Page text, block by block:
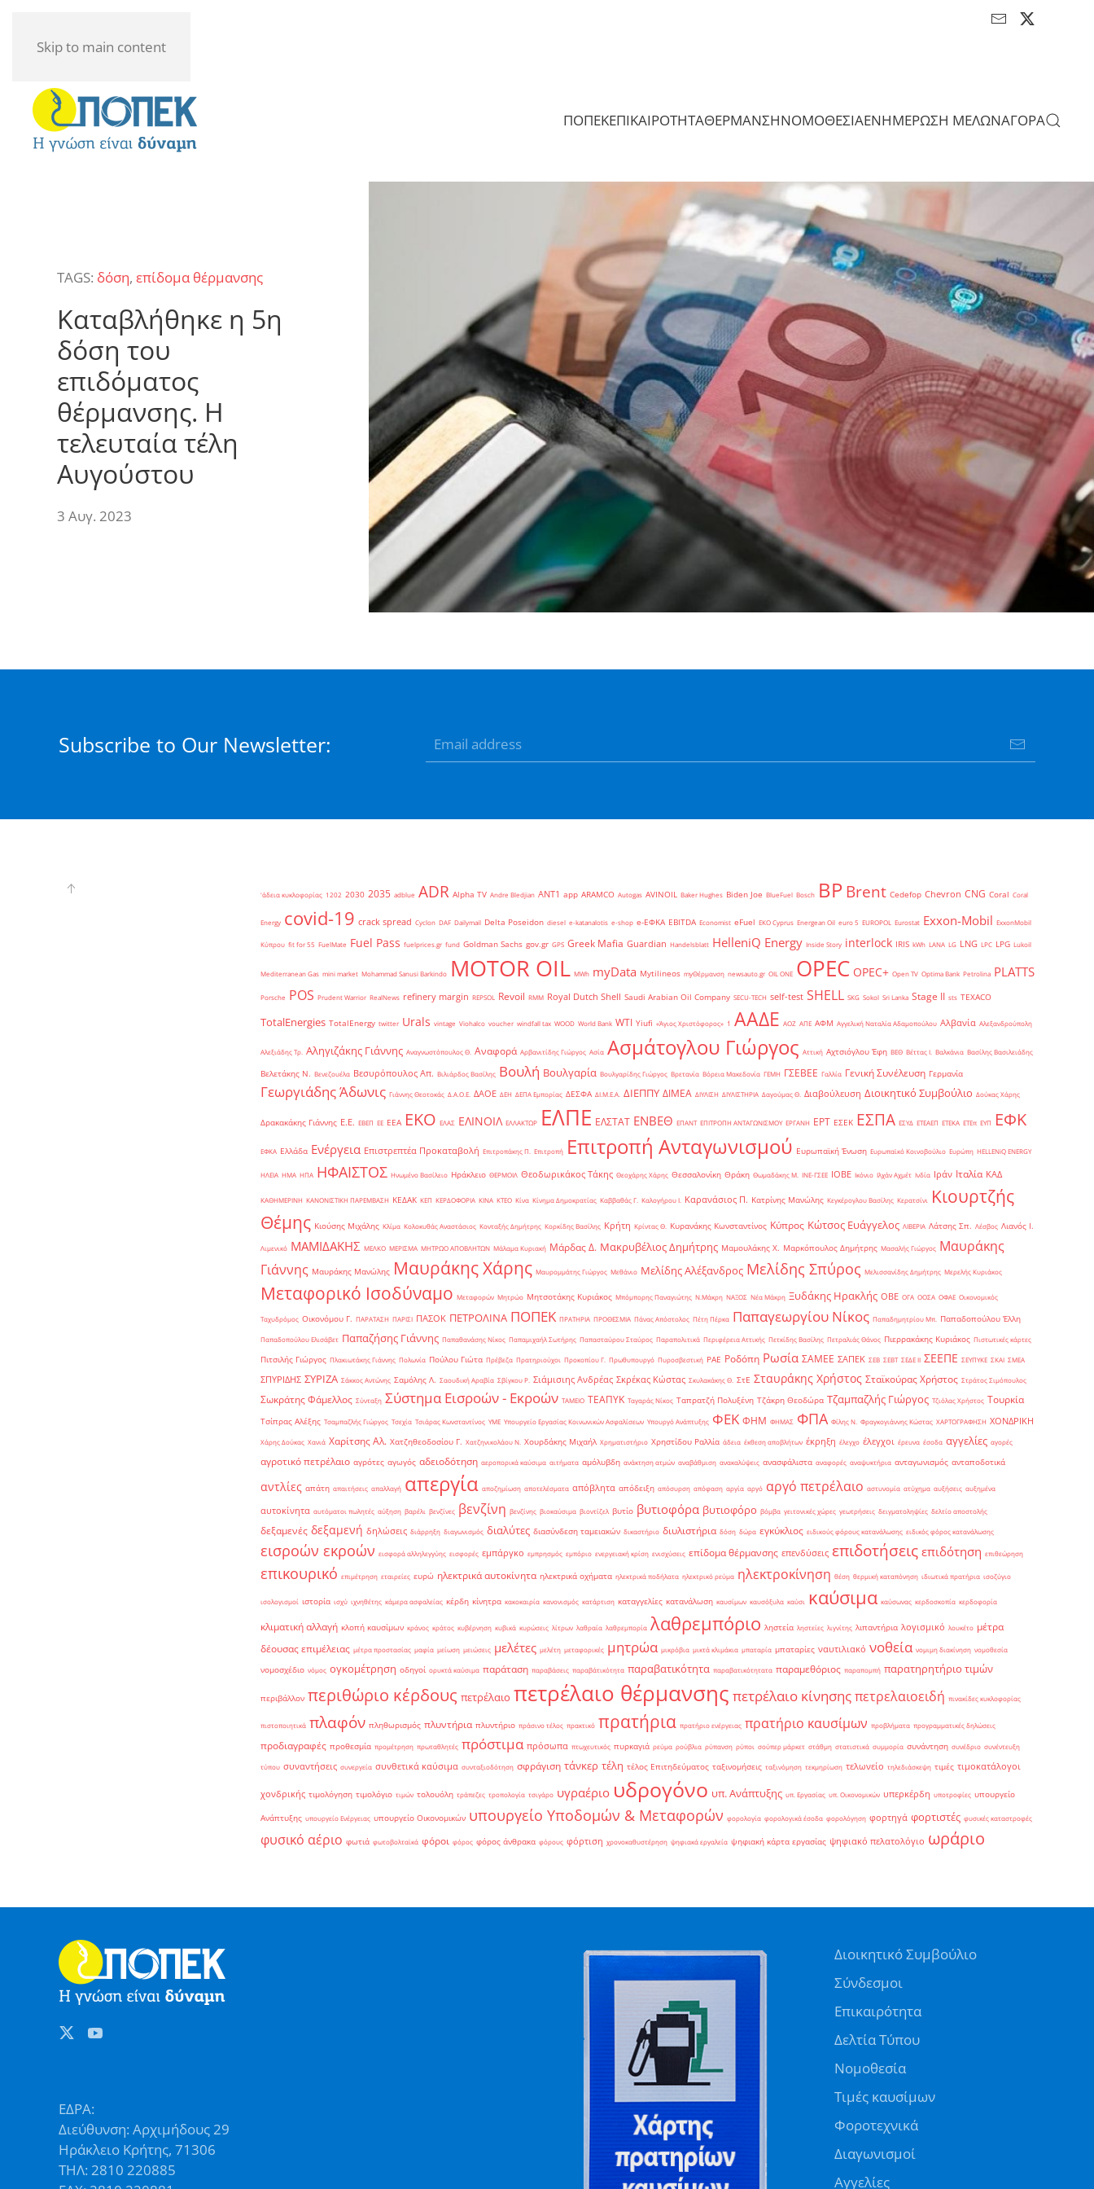
Skip to main content
ΠΟΠΕΚΕΠΙΚΑΙΡΟΤΗΤΑΘΕΡΜΑΝΣΗΝΟΜΟΘΕΣΙΑΕΝΗΜΕΡΩΣΗ ΜΕΛΩΝΑΓΟΡΑ
TAGS: δόση, επίδομα θέρμανσης
Καταβλήθηκε η 5η
δόση του
επιδόματος
θέρμανσης. Η
τελευταία τέλη
Αυγούστου
3 Αυγ. 2023
Subscribe to Our Newsletter:
'άδεια κυκλοφορίας 1202 2030 2035 adblue ADR Alpha TV Andre Bledjian ANT1 app ARAMCO Autogas AVINOIL Baker Hughes Biden Joe BlueFuel Bosch BPBrent Cedefop Chevron CNG Coral Coral
Energy covid-19 crack spread Cyclon DAF Dailymail Delta Poseidon diesel e-katanalotis e-shop e-ΕΦΚΑ EBITDA Economist eFuel EKO Cyprus Energean Oil euro 5 EUROPOL Eurostat Exxon-Mobil ExxonMobil
Κύπρου fit for 55 FuelMate Fuel Pass fuelprices.gr fund Goldman Sachs gov.gr GPS Greek Mafia Guardian Handelsblatt HelleniQ Energy Inside Story interlock IRIS kWh LANA LG LNG LPC LPG Lukoil
Mediterranean Gas mini market Mohammad Sanusi Barkindo MOTOR OIL MWh myData Mytilineos myΘέρμανση newsauto.gr OIL ONE OPEC OPEC+ Open TV Optima Bank Petrolina PLATTS
Porsche POS Prudent Warrior RealNews refinery margin REPSOL Revoil RMM Royal Dutch Shell Saudi Arabian Oil Company SECU-TECH self-test SHELL SKG Sokol Sri Lanka Stage II sts TEXACO
TotalEnergies TotalEnergy twitter Urals vintage Viohalco voucher windfall tax WOOD World Bank WTI Yiufi «Άγιος Χριστόφορος» ΄1 ΑΑΔΕ ΑΟΖ ΑΠΕ ΑΦΜ Αγγελική Ναταλία Αδαμοπούλου Αλβανία Αλεξανδρούπολη
Αλεξιάδης Τρ. Αληγιζάκης Γιάννης Αναγνωστόπουλος Θ. Αναφορά Αρβανιτίδης Γιώργος Ασία Ασμάτογλου Γιώργος Αττική Αχτσιόγλου Έφη ΒΕΘ Βέττας Ι. Βαλκάνια Βασίλης Βασιλειάδης
Βελετάκης Ν. Βενεζουέλα Βεσυρόπουλος Απ. Βιλιάρδος Βασίλης Βουλή Βουλγαρία Βουλγαρίδης Γιώργος Βρετανία Βόρεια Μακεδονία ΓΕΜΗ ΓΣΕΒΕΕ Γαλλία Γενική Συνέλευση Γερμανία
Γεωργιάδης Άδωνις Γιάννης Θεοτοκάς Δ.Α.Ο.Ε. ΔΑΟΕ ΔΕΗ ΔΕΠΑ Εμπορίας ΔΕΣΦΑ ΔΙ.Μ.Ε.Α. ΔΙΕΠΠΥ ΔΙΜΕΑ ΔΙΥΛΙΣΗ ΔΙΥΛΙΣΤΗΡΙΑ Δαγούμας Θ. Διαβούλευση Διοικητικό Συμβούλιο Δούκας Χάρης
Δρακακάκης Γιάννης Ε.Ε. ΕΒΕΠ ΕΕ ΕΕΑ ΕΚΟ ΕΛΑΣ ΕΛΙΝΟΙΛ ΕΛΛΑΚΤΩΡ ΕΛΠΕ ΕΛΣΤΑΤ ΕΝΒΕΘ ΕΠΑΝΤ ΕΠΙΤΡΟΠΗ ΑΝΤΑΓΩΝΙΣΜΟΥ ΕΡΓΑΝΗ ΕΡΤ ΕΣΕΚ ΕΣΠΑ ΕΣΥΔ ΕΤΕΑΕΠ ΕΤΕΚΑ ΕΤΕπ ΕΥΠ ΕΦΚ
ΕΦΚΑ Ελλάδα Ενέργεια Επιστρεπτέα Προκαταβολή Επιτροπάκης Π. Επιτροπή Επιτροπή Ανταγωνισμού Ευρωπαϊκή Ένωση Ευρωπαϊκό Κοινοβούλιο Ευρώπη ΗELLENiQ ENERGY
ΗΛΕΙΑ ΗΜΑ ΗΠΑ ΗΦΑΙΣΤΟΣ Ηνωμένο Βασίλειο Ηράκλειο ΘΕΡΜΟΙΛ Θεοδωρικάκος Τάκης Θεοχάρης Χάρης Θεσσαλονίκη Θράκη Θωμαδάκης Μ. ΙΝΕ-ΓΣΕΕ ΙΟΒΕ Ικόνιο Ιλχάν Αχμέτ Ινδία Ιράν Ιταλία ΚΑΔ
ΚΑΘΗΜΕΡΙΝΗ ΚΑΝΟΝΙΣΤΙΚΗ ΠΑΡΕΜΒΑΣΗ ΚΕΔΑΚ ΚΕΠ ΚΕΡΔΟΦΟΡΙΑ ΚΙΝΑ ΚΤΕΟ Κίνα Κίνημα Δημοκρατίας Καββαθάς Γ. Καλογήρου Ι. Καρανάσιος Π. Κατρίνης Μανώλης Κεγκέρογλου Βασίλης Κερατσίνι
Κιουρτζής
Θέμης Κιούσης Μιχάλης Κλίμα Κολοκυθάς Αναστάσιος Κονταξής Δημήτρης Κορκίδης Βασίλης Κρήτη Κρίντας Θ. Κυρανάκης Κωνσταντίνος Κύπρος Κώτσος Ευάγγελος ΛΙΒΕΡΙΑ Λάτσης Σπ. Λέσβος Λιανός Ι.
Λιμενικό ΜΑΜΙΔΑΚΗΣ ΜΕΛΚΟ ΜΕΡΙΣΜΑ ΜΗΤΡΩΟ ΑΠΟΒΛΗΤΩΝ Μάλαμα Κυριακή Μάρδας Δ. Μακρυβέλιος Δημήτρης Μαμουλάκης Χ. Μαρκόπουλος Δημήτρης Μασαλής Γιώργος Μαυράκης
Γιάννης Μαυράκης Μανώλης Μαυράκης Χάρης Μαυρομμάτης Γιώργος Μεθάνιο Μελίδης Αλέξανδρος Μελίδης Σπύρος Μελισσανίδης Δημήτρης Μερελής Κυριάκος
Μεταφορικό Ισοδύναμο Μεταφορών Μητρώο Μητσοτάκης Κυριάκος Μπόμπορης Παναγιώτης Ν.Μάκρη ΝΑΞΟΣ Νέα Μάκρη Ξυδάκης Ηρακλής ΟΒΕ ΟΓΑ ΟΟΣΑ ΟΦΑΕ Οικονομικός
Ταχυδρόμος Οικονόμου Γ. ΠΑΡΑΤΑΣΗ ΠΑΡΙΣΙ ΠΑΣΟΚ ΠΕΤΡΟΛΙΝΑ ΠΟΠΕΚ ΠΡΑΤΗΡΙΑ ΠΡΟΘΕΣΜΙΑ Πάνας Απόστολος Πέτη Πέρκα Παπαγεωργίου Νίκος Παπαδημητρίου Μπ. Παπαδοπούλου Έλλη
Παπαδοπούλου Ελισάβετ Παπαζήσης Γιάννης Παπαθανάσης Νίκος Παπαμιχαήλ Σωτήρης Παπασταύρου Σταύρος Παραπολιτικά Περιφέρεια Αττικής Πετκίδης Βασίλης Πετραλιάς Θάνος Πιερρακάκης Κυριάκος Πιστωτικές κάρτες
Πιτσιλής Γιώργος Πλακιωτάκης Γιάννης Πολωνία Πούλου Γιώτα Πρέβεζα Πρατηριούχοι Προκοπίου Γ. Πρωθυπουργό Πυροσβεστική ΡΑΕ Ροδόπη Ρωσία ΣΑΜΕΕ ΣΑΠΕΚ ΣΕΒ ΣΕΒΤ ΣΕΔΕ ΙΙ ΣΕΕΠΕ ΣΕΥΠΥΚΕ ΣΚΑΙ ΣΜΕΑ
ΣΠΥΡΙΔΗΣ ΣΥΡΙΖΑ Σάκκος Αντώνης Σαμόλης Λ. Σαουδική Αραβία Σβίγκου Ρ. Σιάμισιης Ανδρέας Σκρέκας Κώστας Σκυλακάκης Θ. ΣτΕ Σταυράκης Χρήστος Σταϊκούρας Χρήστος Στράτος Σιμόπουλος
Σωκράτης Φάμελλος Σύνταξη Σύστημα Εισροών - Εκροών ΤΑΜΕΙΟ ΤΕΑΠΥΚ Ταγαράς Νίκος Ταπρατζή Πολυξένη Τζάκρη Θεοδώρα Τζαμπαζλής Γιώργος Τζιόλας Χρήστος Τουρκία
Τσίπρας Αλέξης Τσαμπαζλής Γιώργος Τσεχία Τσιάρας Κωνσταντίνος ΥΜΕ Υπουργείο Εργασίας Κοινωνικών Ασφαλίσεων Υπουργό Ανάπτυξης ΦΕΚ ΦΗΜ ΦΗΜΑΣ ΦΠΑ Φίλης Ν. Φραγκογιάννης Κώστας ΧΑΡΤΟΓΡΑΦΗΣΗ ΧΟΝΔΡΙΚΗ
Χάρης Δούκας Χανιά Χαρίτσης Αλ. Χατζηθεοδοσίου Γ. Χατζηνικολάου Ν. Χουρδάκης Μιχαήλ Χρηματιστήριο Χρηστίδου Ραλλία άδεια έκθεση αποβλήτων έκρηξη έλεγχο έλεγχοι έρευνα έσοδα αγγελίες αγορές
αγροτικό πετρέλαιο αγρότες αγωγός αδειοδότηση αεροπορικά καύσιμα αιτήματα αμόλυβδη ανάκτηση ατμών αναβάθμιση ανακαλύψεις ανασφάλιστα αναφορές αναψυκτήρια ανταγωνισμός ανταποδοτικά
αντλίες απάτη απαιτήσεις απαλλαγή απεργία αποζημίωση αποτελέσματα απόβλητα απόδειξη απόσυρση απόφαση αργία αργό αργό πετρέλαιο αστυνομία ατύχημα αυξήσεις αυξημένα
αυτοκίνητα αυτόματοι πωλητές αύξηση βαρέλι βενζίνες βενζίνη βενζίνης βιοκαύσιμα βιοντίζελ βυτίο βυτιοφόρα βυτιοφόρο βόμβα γειτονικές χώρες γεωτρήσεις δειγματοληψίες δελτίο αποστολής
δεξαμενές δεξαμενή δηλώσεις διάρρηξη διαγωνισμός διαλύτες διασύνδεση ταμειακών δικαστήριο διυλιστήρια δόση δώρα εγκύκλιος ειδικούς φόρους κατανάλωσης ειδικός φόρος κατανάλωσης
εισροών εκροών εισφορά αλληλεγγύης εισφορές εμπάργκο εμπρησμός εμπόριο ενεργειακή κρίση ενισχύσεις επίδομα θέρμανσης επενδύσεις επιδοτήσεις επιδότηση επιθεώρηση
επικουρικό επιμέτρηση εταιρείες ευρώ ηλεκτρικά αυτοκίνητα ηλεκτρικά οχήματα ηλεκτρικά ποδήλατα ηλεκτρικό ρεύμα ηλεκτροκίνηση θέση θερμική καταπόνηση ιδιωτικά πρατήρια ισοζύγιο
ισολογισμοί ιστορία ισχύ ιχνηθέτης κάμερα ασφαλείας κέρδη κίνητρα κακοκαιρία κανονισμός κατάρτιση καταγγελίες κατανάλωση καυσίμων καυσόξυλα καύσι καύσιμα καύσωνας κερδοσκοπία κερδοφορία
κλιματική αλλαγή κλοπή καυσίμων κράνος κράτος κυβέρνηση κυβικά κυρώσεις λίτρων λαθραία λαθρεμπορία λαθρεμπόριο ληστεία ληστείες λιγνίτης λιπαντήρια λογισμικό λουκέτο μέτρα
δέουσας επιμέλειας μέτρα προστασίας μαφία μείωση μειώσεις μελέτες μελέτη μεταφορικές μητρώα μικρόβια μικτά κλιμάκια μπαταρία μπαταρίες ναυτιλιακό νοθεία νομιμη διακίνηση νομοθεσία
νομοσχέδιο νόμος ογκομέτρηση οδηγοί ορυκτά καύσιμα παράταση παραβάσεις παραβάτικότητα παραβατικότητα παραβατικότητατα παραμεθόριος παραπομπή παρατηρητήριο τιμών
περιβάλλον περιθώριο κέρδους πετρέλαιο πετρέλαιο θέρμανσης πετρέλαιο κίνησηςπετρελαιοειδή πινακίδες κυκλοφορίας
πιστοποιητικά πλαφόν πληθωρισμός πλυντήρια πλυντήριο πράσινο τέλος πρακτικό πρατήρια πρατήριο ενέργειας πρατήριο καυσίμων προβλήματα προγραμματικές δηλώσεις
προδιαγραφές προθεσμία προμέτρηση πρωταθλητές πρόστιμα πρόσωπα πτωχευτικός πυρκαγιά ρεύμα ρούβλια ρύπανση ρύποι σούπερ μάρκετ στάθμη στατιστικά συμμορία συνάντηση συνέδριο συνέντευξη
τύπου συναντήσεις συνεργεία συνθετικά καύσιμα συνταξιοδότηση σφράγιση τάνκερ τέλη τέλος Επιτηδεύματος ταξινομήσεις ταξινόμηση τεκμηρίωση τελωνείο τηλεδιάσκεψη τιμές τιμοκατάλογοι
χονδρικής τιμολόγηση τιμολόγιο τιμών τολουόλη τράπεζες τροπολογία τσιγάρο υγραέριο υδρογόνο υπ. Ανάπτυξης υπ. Εργασίας υπ. Οικονομικών υπερκέρδη υποτροφίες υπουργείο
Ανάπτυξης υπουργείο Ενέργειας υπουργείο Οικονομικών υπουργείο Υποδομών & Μεταφορών φορολογία φορολογικά έσοδα φορολόγηση φορτηγά φορτιστές φυσικές καταστροφές
φυσικό αέριο φωτιά φωτοβολταϊκά φόροι φόρος φόρος άνθρακα φόρους φόρτιση χρονοκαθυστέρηση ψηφιακά εργαλεία ψηφιακή κάρτα εργασίας ψηφιακό πελατολόγιο ωράριο
ΕΔΡΑ:
Διεύθυνση: Αρχιμήδους 29
Ηράκλειο Κρήτης, 71306
ΤΗΛ: 2810 220885
Διοικητικό Συμβούλιο
Σύνδεσμοι
Επικαιρότητα
Δελτία Τύπου
Νομοθεσία
Τιμές καυσίμων
Φοροτεχνικά
Διαγωνισμοί
Αγγελίες